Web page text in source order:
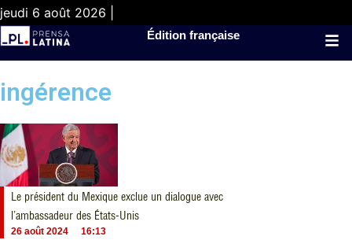
jeudi 6 août 2026 |
Édition française
ingérence
Le président du Mexique exclue un dialogue avec
l’ambassadeur des États-Unis
26 août 2024 16:13